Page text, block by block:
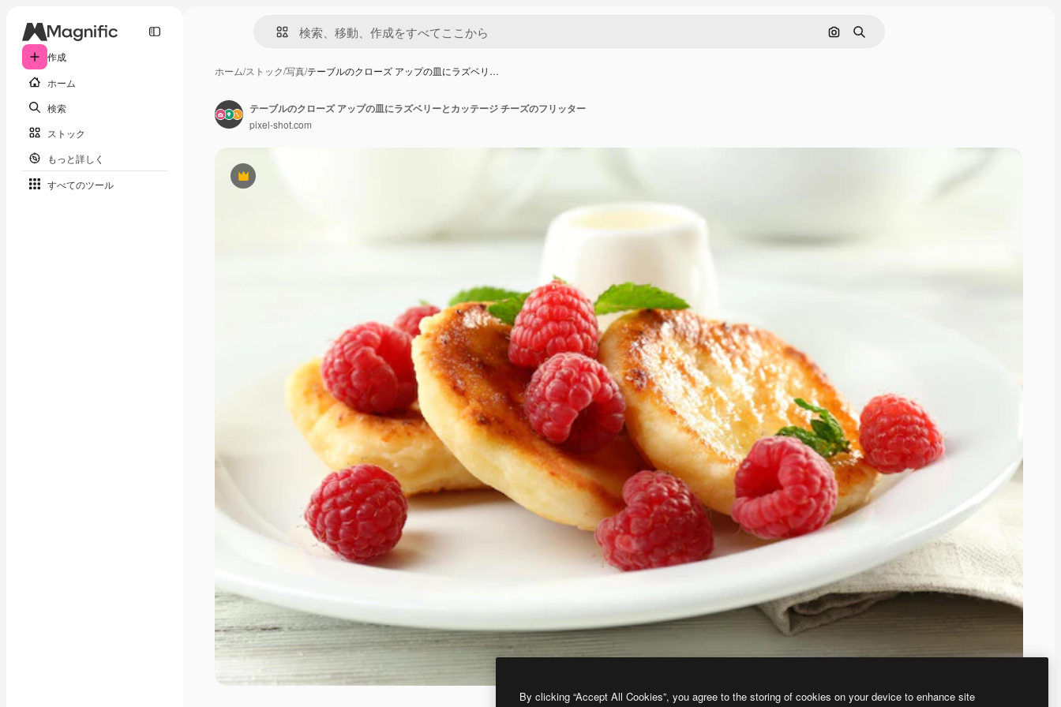
作成
ホーム
検索
ストック
もっと詳しく
すべてのツール
画像で検索
検索
ホーム/ストック/写真/テーブルのクローズ アップの皿にラズベリ…
Premium
テーブルのクローズ アップの皿にラズベリーとカッテージ チーズのフリッター
pixel-shot.com
By clicking “Accept All Cookies”, you agree to the storing of cookies on your device to enhance site